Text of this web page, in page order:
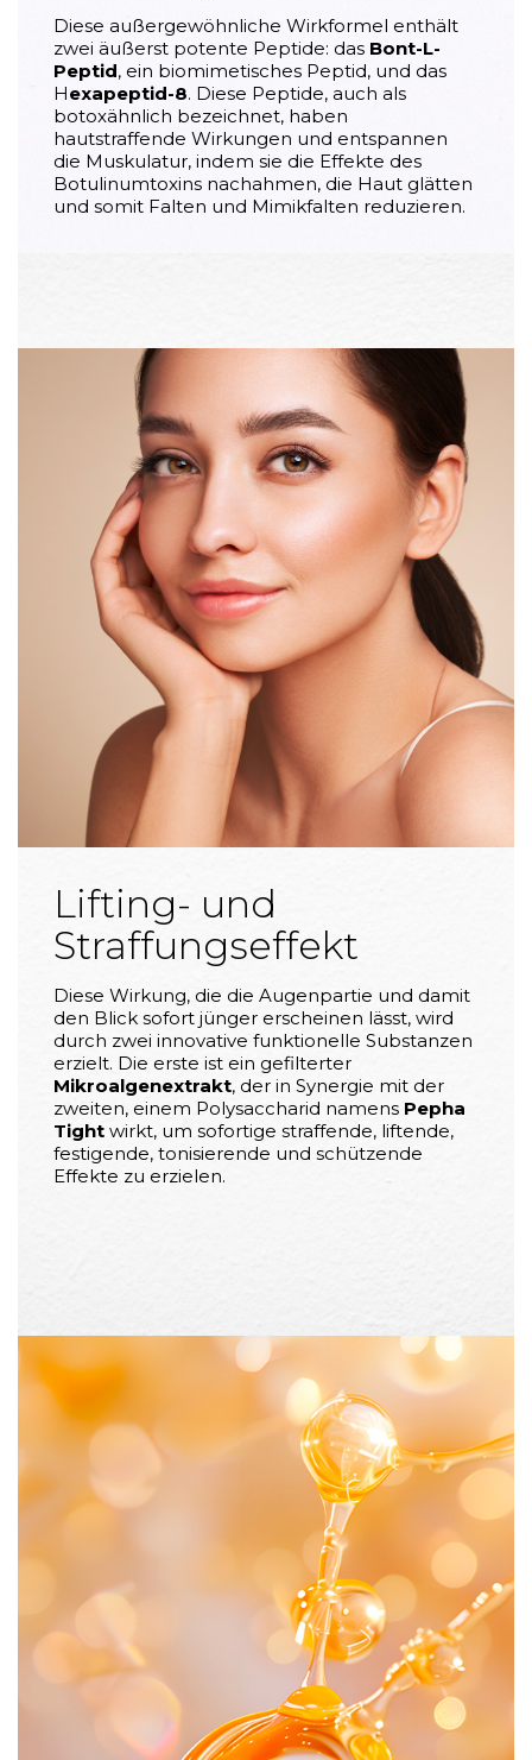
Diese außergewöhnliche Wirkformel enthält
zwei äußerst potente Peptide: das Bont-L-
Peptid, ein biomimetisches Peptid, und das
Hexapeptid-8. Diese Peptide, auch als
botoxähnlich bezeichnet, haben
hautstraffende Wirkungen und entspannen
die Muskulatur, indem sie die Effekte des
Botulinumtoxins nachahmen, die Haut glätten
und somit Falten und Mimikfalten reduzieren.
Lifting- und
Straffungseffekt
Diese Wirkung, die die Augenpartie und damit
den Blick sofort jünger erscheinen lässt, wird
durch zwei innovative funktionelle Substanzen
erzielt. Die erste ist ein gefilterter
Mikroalgenextrakt, der in Synergie mit der
zweiten, einem Polysaccharid namens Pepha
Tight wirkt, um sofortige straffende, liftende,
festigende, tonisierende und schützende
Effekte zu erzielen.